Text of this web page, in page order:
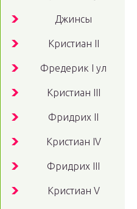
Джинсы
Кристиан II
Фредерик I ул
Кристиан III
Фридрих II
Кристиан IV
Фридрих III
Кристиан V